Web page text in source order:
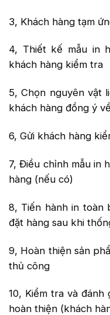
3, Khách hàng tạm
4, Thiết kế mẫu in
khách hàng kiểm tra
5, Chọn nguyên vật
khách hàng đồng ý
6, Gửi khách hàng
7, Điều chỉnh mẫu in
hàng (nếu có)
8, Tiến hành in toàn
đặt hàng sau khi
9, Hoàn thiện sản
thủ công
10, Kiểm tra và
hoàn thiện (khách